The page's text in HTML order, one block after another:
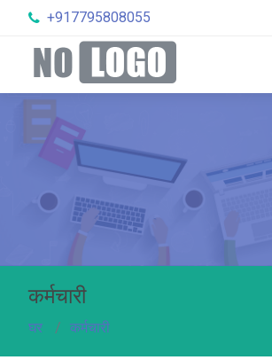
+917795808055
कर्मचारी
घर कर्मचारी